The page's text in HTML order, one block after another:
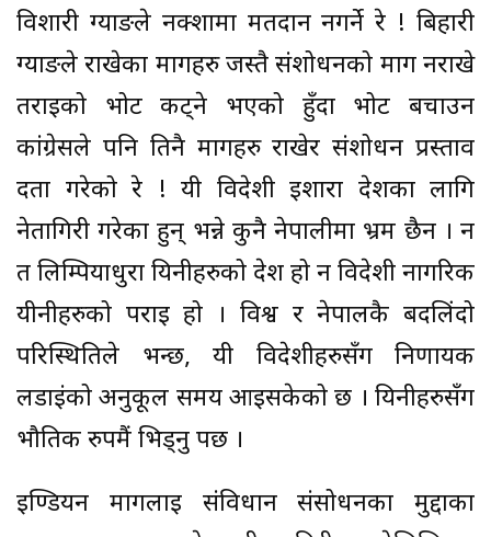
विशारी ग्याङले नक्शामा मतदान नगर्ने रे ! बिहारी
ग्याङले राखेका मागहरु जस्तै संशोधनको माग नराखे
तराईको भोट कट्ने भएको हुँदा भोट बचाउन
कांग्रेसले पनि तिनै मागहरु राखेर संशोधन प्रस्ताव
दर्ता गरेको रे ! यी विदेशी इशारा देशका लागि
नेतागिरी गरेका हुन् भन्ने कुनै नेपालीमा भ्रम छैन । न
त लिम्पियाधुरा यिनीहरुको देश हो न विदेशी नागरिक
यीनीहरुको पराई हो । विश्व र नेपालकै बदलिंदो
परिस्थितिले भन्छ, यी विदेशीहरुसँग निर्णायक
लडाईंको अनुकूल समय आईसकेको छ । यिनीहरुसँग
भौतिक रुपमैं भिड्नु पर्छ ।
ईण्डियन मागलाई संविधान संसोधनका मुद्दाका